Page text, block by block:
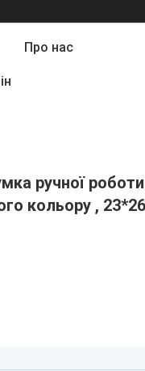
Про нас
ручної
кольору ,